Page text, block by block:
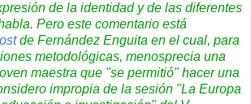
de la identidad y de las diferentes
Pero este comentario está
de Fernández Enguita en el cual, para
metodológicas, menosprecia una
maestra que "se permitió" hacer una
impropia de la sesión "La Europa